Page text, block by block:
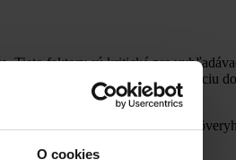
O cookies
. Tieto faktory sú kritické pre
vysokú úroveň EAT, majú tendenciu
že budú považované za
zdrojoch.